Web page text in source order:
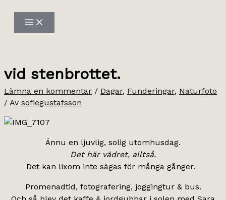
innehåll
vid stenbrottet.
Lämna en kommentar / Dagar, Funderingar, Naturfoto
/ Av sofiegustafsson
Ännu en ljuvlig, solig utomhusdag.
Det här vädret, alltså.
Det kan lixom inte sägas för många gånger.
Promenadtid, fotografering, joggingtur & bus.